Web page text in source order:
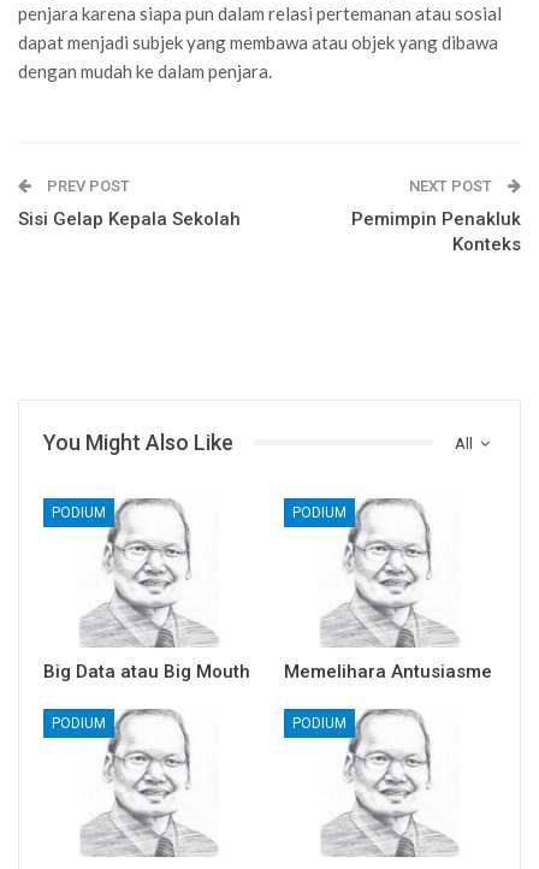
penjara karena siapa pun dalam relasi pertemanan atau sosial
dapat menjadi subjek yang membawa atau objek yang dibawa
dengan mudah ke dalam penjara.
PREV POST
Sisi Gelap Kepala Sekolah
NEXT POST
Pemimpin Penakluk
Konteks
All
You Might Also Like
PODIUM
Big Data atau Big Mouth
PODIUM
Memelihara Antusiasme
PODIUM PODIUM